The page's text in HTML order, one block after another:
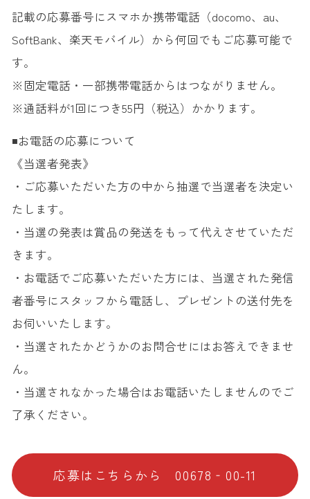
記載の応募番号にスマホか携帯電話（docomo、au、
SoftBank、楽天モバイル）から何回でもご応募可能で
す。
※固定電話・一部携帯電話からはつながりません。
※通話料が1回につき55円（税込）かかります。
◾️お電話の応募について
《当選者発表》
・ご応募いただいた方の中から抽選で当選者を決定い
たします。
・当選の発表は賞品の発送をもって代えさせていただ
きます。
・お電話でご応募いただいた方には、当選された発信
者番号にスタッフから電話し、プレゼントの送付先を
お伺いいたします。
・当選されたかどうかのお問合せにはお答えできませ
ん。
・当選されなかった場合はお電話いたしませんのでご
了承ください。
応募はこちらから 00678‐00-11